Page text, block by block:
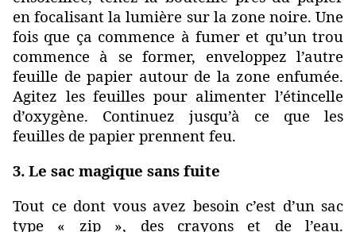
en focalisant la lumière sur la zone noire. Une
fois que ça commence à fumer et qu’un trou
commence à se former, enveloppez l’autre
feuille de papier autour de la zone enfumée.
Agitez les feuilles pour alimenter l’étincelle
d’oxygène. Continuez jusqu’à ce que les
feuilles de papier prennent feu.
3. Le sac magique sans fuite
Tout ce dont vous avez besoin c’est d’un sac
type « zip », des crayons et de l’eau.